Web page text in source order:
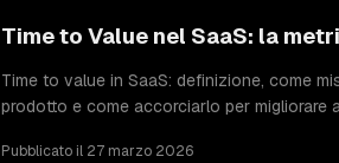
Time to Value nel SaaS: la
Time to value in SaaS: definizione, come
prodotto e come accorciarlo per migliorare
Pubblicato il 27 marzo 2026